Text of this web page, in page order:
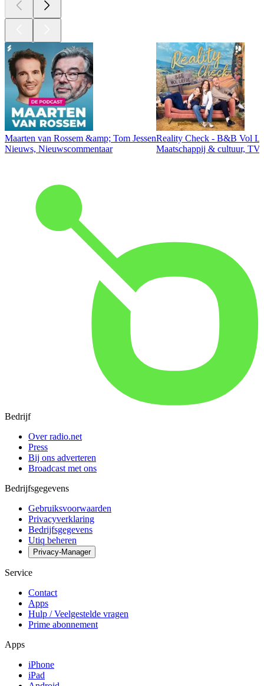
Maarten van Rossem &amp; Tom Jessen
Nieuws, Nieuwscommentaar
Reality Check - B&B Vol
Maatschappij & cultuur,
Bedrijf
Over radio.net
Press
Bij ons adverteren
Broadcast met ons
Bedrijfsgegevens
Gebruiksvoorwaarden
Privacyverklaring
Bedrijfsgegevens
Utiq beheren
Privacy-Manager
Service
Contact
Apps
Hulp / Veelgestelde vragen
Prime abonnement
Apps
iPhone
iPad